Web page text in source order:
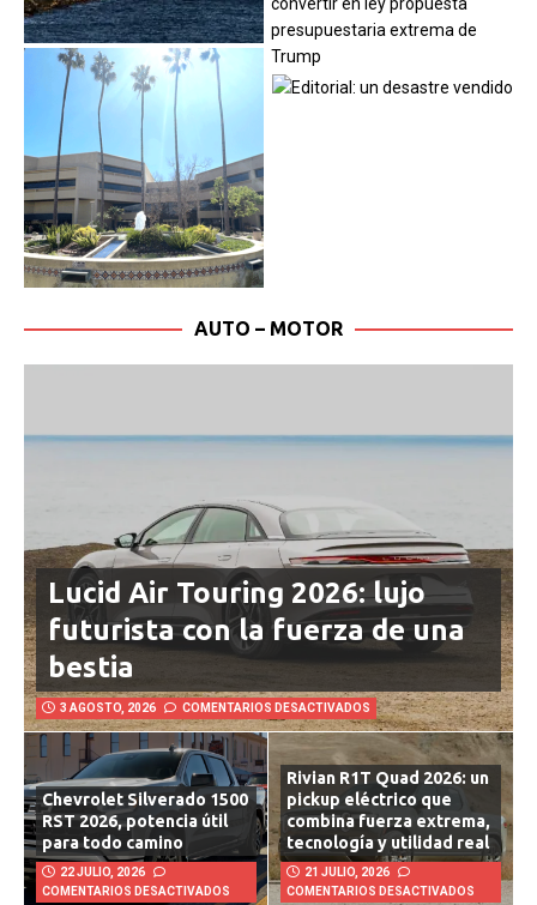
AUTO – MOTOR
Lucid Air Touring 2026: lujo
futurista con la fuerza de una
bestia
3 AGOSTO, 2026 COMENTARIOS DESACTIVADOS
Chevrolet Silverado 1500
RST 2026, potencia útil
para todo camino
22 JULIO, 2026
COMENTARIOS DESACTIVADOS
Rivian R1T Quad 2026: un
pickup eléctrico que
combina fuerza extrema,
tecnología y utilidad real
21 JULIO, 2026
COMENTARIOS DESACTIVADOS